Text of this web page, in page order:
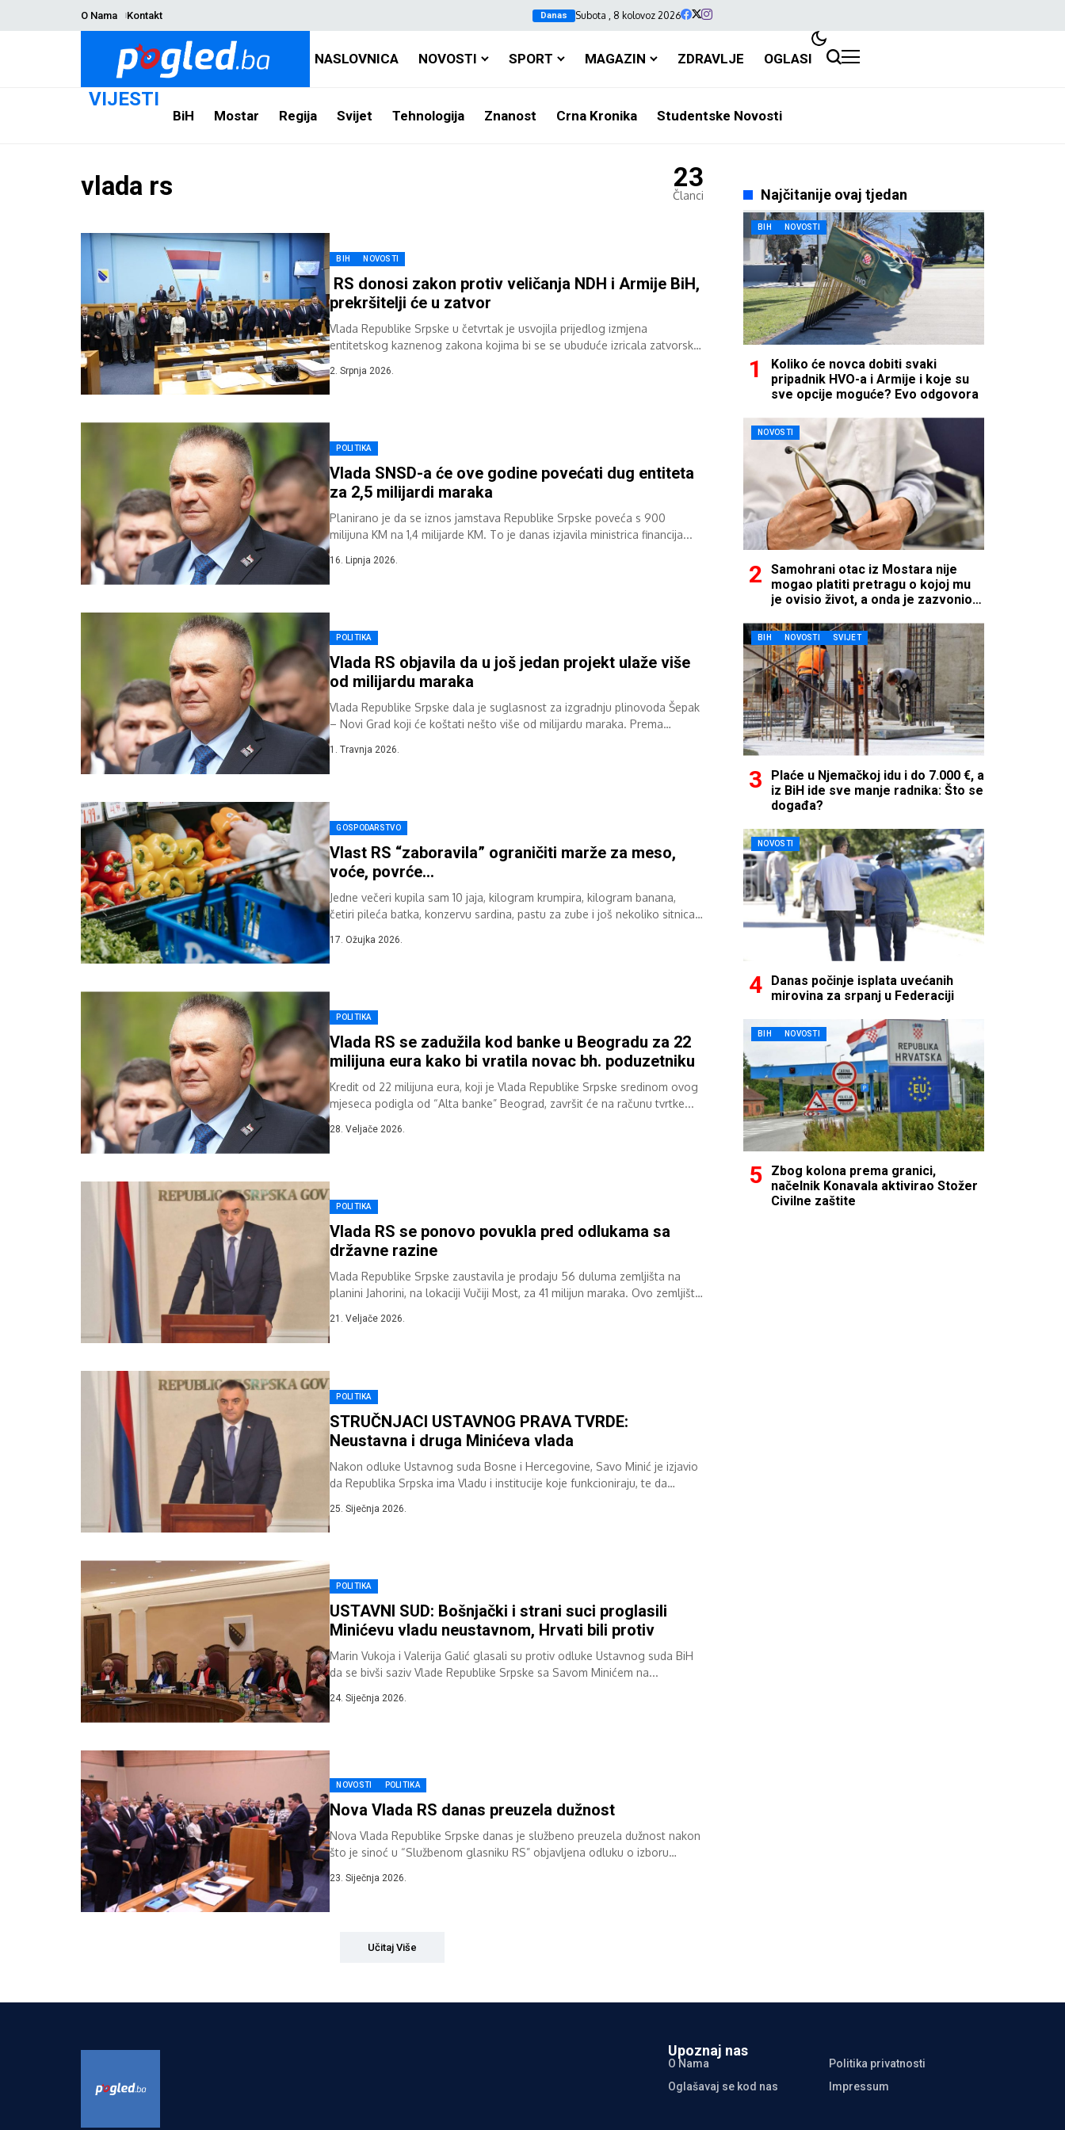
O Nama Kontakt Danas Subota , 8 kolovoz 2026
NASLOVNICA NOVOSTI SPORT MAGAZIN ZDRAVLJE OGLASI
VIJESTI
BiH Mostar Regija Svijet Tehnologija Znanost Crna Kronika Studentske Novosti
vlada rs 23
Članci
BIH NOVOSTI
RS donosi zakon protiv veličanja NDH i Armije BiH,
prekršitelji će u zatvor
Vlada Republike Srpske u četvrtak je usvojila prijedlog izmjena
entitetskog kaznenog zakona kojima bi se se ubuduće izricala zatvorska
2. Srpnja 2026.
POLITIKA
Vlada SNSD-a će ove godine povećati dug entiteta
za 2,5 milijardi maraka
Planirano je da se iznos jamstava Republike Srpske poveća s 900
milijuna KM na 1,4 milijarde KM. To je danas izjavila ministrica financija...
16. Lipnja 2026.
POLITIKA
Vlada RS objavila da u još jedan projekt ulaže više
od milijardu maraka
Vlada Republike Srpske dala je suglasnost za izgradnju plinovoda Šepak
– Novi Grad koji će koštati nešto više od milijardu maraka. Prema
1. Travnja 2026.
GOSPODARSTVO
Vlast RS “zaboravila” ograničiti marže za meso,
voće, povrće…
Jedne večeri kupila sam 10 jaja, kilogram krumpira, kilogram banana,
četiri pileća batka, konzervu sardina, pastu za zube i još nekoliko sitnica.
17. Ožujka 2026.
POLITIKA
Vlada RS se zadužila kod banke u Beogradu za 22
milijuna eura kako bi vratila novac bh. poduzetniku
Kredit od 22 milijuna eura, koji je Vlada Republike Srpske sredinom ovog
mjeseca podigla od “Alta banke” Beograd, završit će na računu tvrtke...
28. Veljače 2026.
POLITIKA
Vlada RS se ponovo povukla pred odlukama sa
državne razine
Vlada Republike Srpske zaustavila je prodaju 56 duluma zemljišta na
planini Jahorini, na lokaciji Vučiji Most, za 41 milijun maraka. Ovo zemljište
21. Veljače 2026.
POLITIKA
STRUČNJACI USTAVNOG PRAVA TVRDE:
Neustavna i druga Minićeva vlada
Nakon odluke Ustavnog suda Bosne i Hercegovine, Savo Minić je izjavio
da Republika Srpska ima Vladu i institucije koje funkcioniraju, te da
25. Siječnja 2026.
POLITIKA
USTAVNI SUD: Bošnjački i strani suci proglasili
Minićevu vladu neustavnom, Hrvati bili protiv
Marin Vukoja i Valerija Galić glasali su protiv odluke Ustavnog suda BiH
da se bivši saziv Vlade Republike Srpske sa Savom Minićem na...
24. Siječnja 2026.
NOVOSTI POLITIKA
Nova Vlada RS danas preuzela dužnost
Nova Vlada Republike Srpske danas je službeno preuzela dužnost nakon
što je sinoć u “Službenom glasniku RS” objavljena odluku o izboru
23. Siječnja 2026.
Učitaj Više
Najčitanije ovaj tjedan
BIH NOVOSTI
Koliko će novca dobiti svaki
pripadnik HVO-a i Armije i koje su
sve opcije moguće? Evo odgovora
NOVOSTI
Samohrani otac iz Mostara nije
mogao platiti pretragu o kojoj mu
je ovisio život, a onda je zazvonio
BIH NOVOSTI SVIJET
Plaće u Njemačkoj idu i do 7.000 €, a
iz BiH ide sve manje radnika: Što se
događa?
NOVOSTI
Danas počinje isplata uvećanih
mirovina za srpanj u Federaciji
BIH NOVOSTI
Zbog kolona prema granici,
načelnik Konavala aktivirao Stožer
Civilne zaštite
Upoznaj nas
O Nama
Politika privatnosti
Oglašavaj se kod nas
Impressum